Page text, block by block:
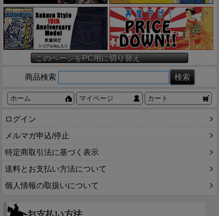
このページをPC用に切り替え
商品検索
ホーム マイページ カート
ログイン
メルマガ申込/停止
特定商取引法に基づく表示
送料とお支払い方法について
個人情報の取扱いについて